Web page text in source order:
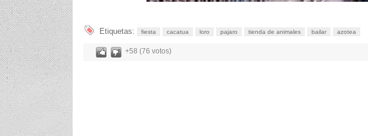
Etiquetas: fiesta cacatua loro pajaro tienda de animales bailar azotea
+58 (76 votos)